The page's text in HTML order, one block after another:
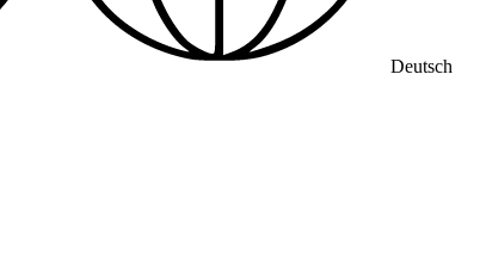
Deutsch